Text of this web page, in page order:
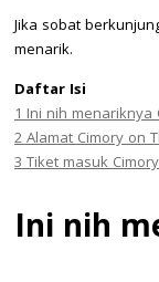
Jika sobat
menarik.
Daftar Isi
1Ini nih menariknya
2Alamat Cimory on
3Tiket masuk
Ini nih